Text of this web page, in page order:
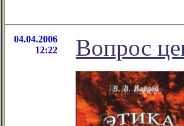
04.04.2006
12:22
Вопрос